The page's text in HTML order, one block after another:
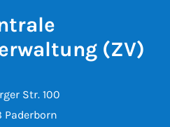
(ZV)
Str. 100
Paderborn